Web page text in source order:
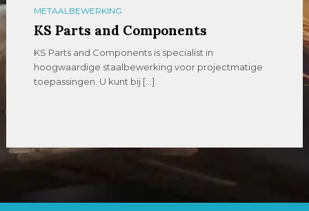
METAALBEWERKING
KS Parts and Components
KS Parts and Components is specialist in
hoogwaardige staalbewerking voor projectmatige
toepassingen. U kunt bij […]